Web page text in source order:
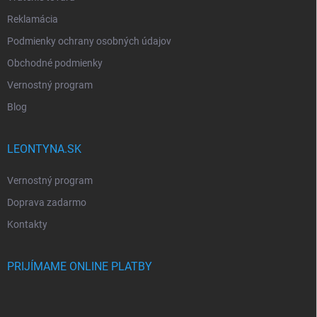
Reklamácia
Podmienky ochrany osobných údajov
Obchodné podmienky
Vernostný program
Blog
LEONTYNA.SK
Vernostný program
Doprava zadarmo
Kontakty
PRIJÍMAME ONLINE PLATBY